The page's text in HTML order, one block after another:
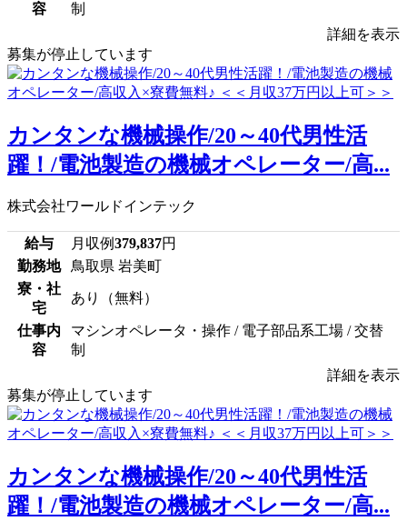
容
制
詳細を表示
募集が停止しています
カンタンな機械操作/20～40代男性活
躍！/電池製造の機械オペレーター/高...
株式会社ワールドインテック
給与 月収例379,837円
勤務地
鳥取県 岩美町
寮・社
宅
あり（無料）
仕事内
容
マシンオペレータ・操作 / 電子部品系工場 / 交替
制
詳細を表示
募集が停止しています
カンタンな機械操作/20～40代男性活
躍！/電池製造の機械オペレーター/高...